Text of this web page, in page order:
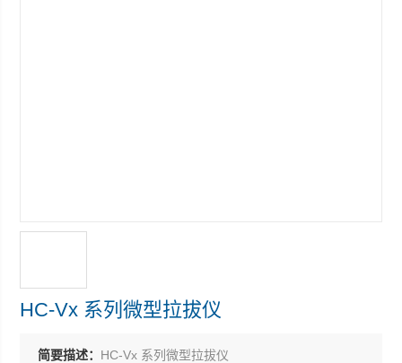
HC-Vx 系列微型拉拔仪
简要描述： HC-Vx 系列微型拉拔仪